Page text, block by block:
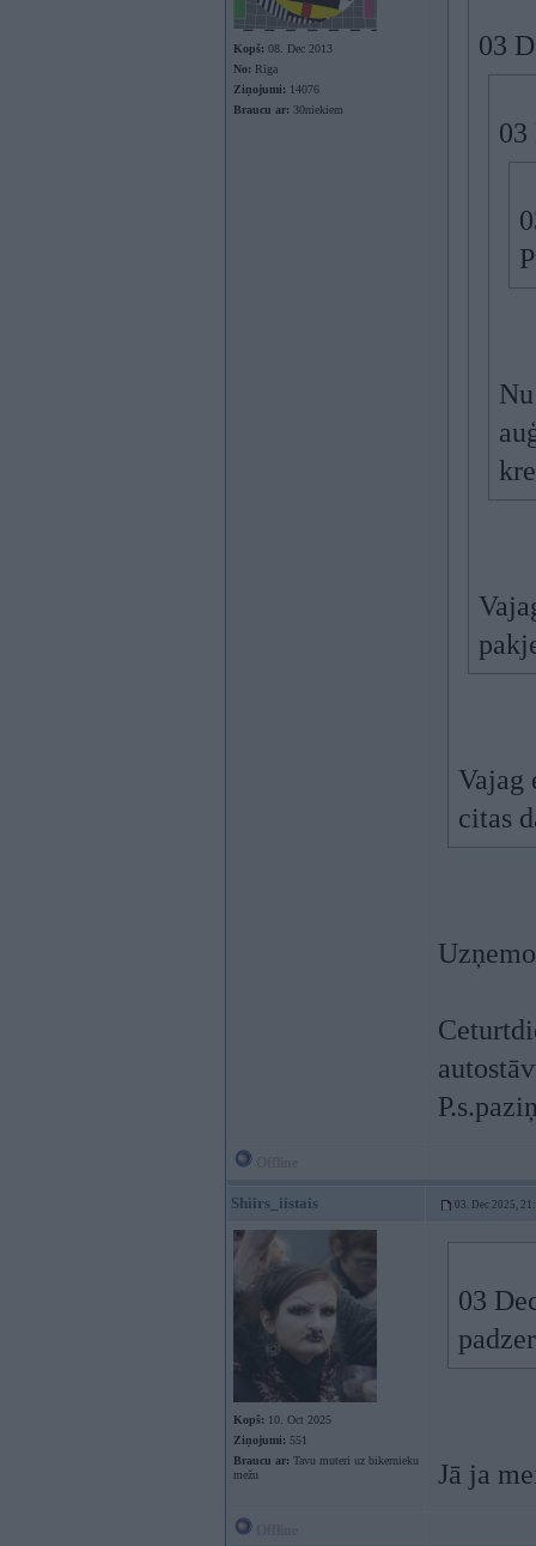
Kopš: 08. Dec 2013
No: Rīga
Ziņojumi: 14076
Braucu ar: 30niekiem
03
03
Vajag
citas
Shiirs_iistais 03. Dec 2025,
Kopš: 10. Oct 2025
Ziņojumi: 551
Braucu ar: Tavu muteri uz bikernieku
mežu
03
Jā ja